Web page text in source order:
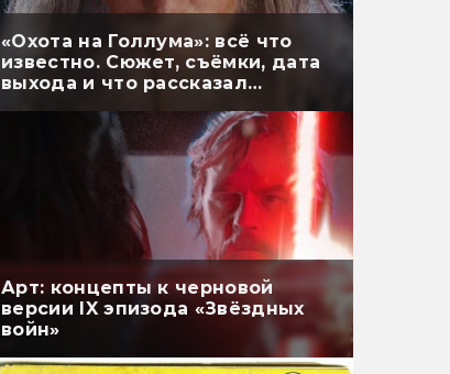
«Охота на Голлума»: всё что
известно. Сюжет, съёмки, дата
выхода и что рассказал
Арт: концепты к черновой
версии IX эпизода «Звёздных
войн»